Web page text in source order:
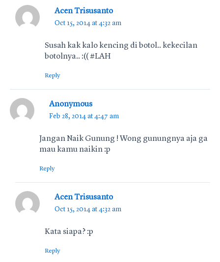
Acen Trisusanto
Oct 15, 2014 at 4:32 am
Susah kak kalo kencing di botol.. kekecilan
botolnya.. :(( #LAH
Reply
Anonymous
Feb 28, 2014 at 4:47 am
Jangan Naik Gunung ! Wong gunungnya aja ga
mau kamu naikin :p
Reply
Acen Trisusanto
Oct 15, 2014 at 4:32 am
Kata siapa? :p
Reply